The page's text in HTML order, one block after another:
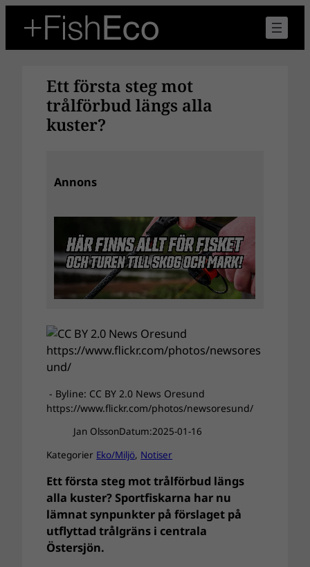
innehåll
Ett första steg mot
trålförbud längs alla
kuster?
Annons
- Byline: CC BY 2.0 News Oresund
https://www.flickr.com/photos/newsoresund/
Jan OlssonDatum:2025-01-16
Kategorier Eko/Miljö, Notiser
Ett första steg mot trålförbud längs
alla kuster? Sportfiskarna har nu
lämnat synpunkter på förslaget på
utflyttad trålgräns i centrala
Östersjön.